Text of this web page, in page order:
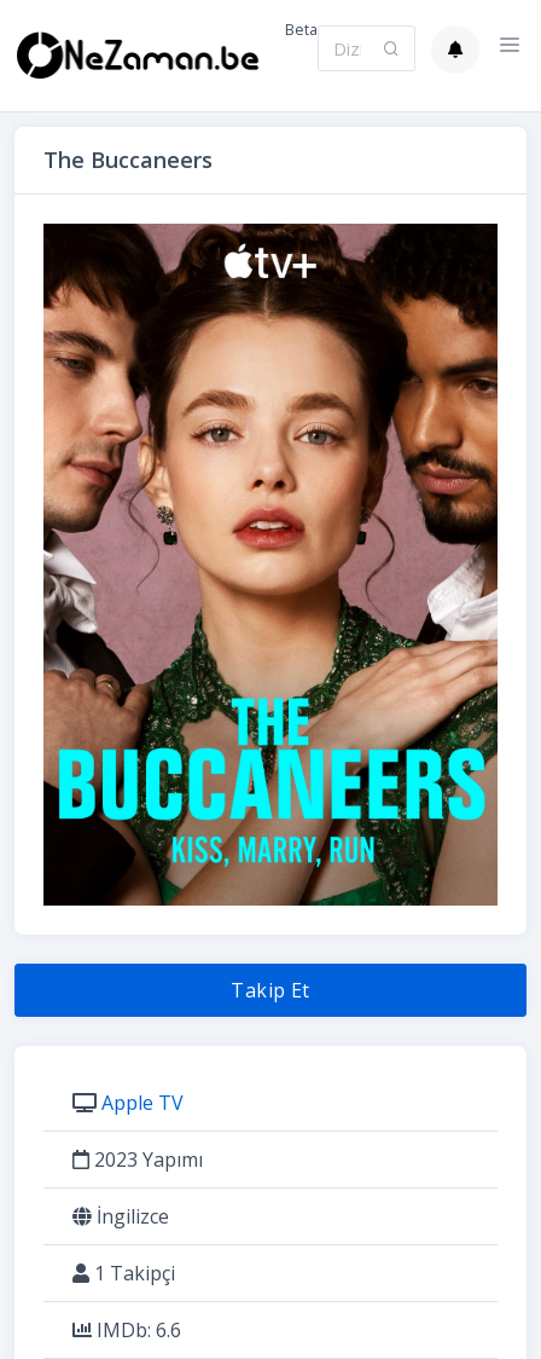
Beta
The Buccaneers
Takip Et
Apple TV
2023 Yapımı
İngilizce
1 Takipçi
IMDb: 6.6